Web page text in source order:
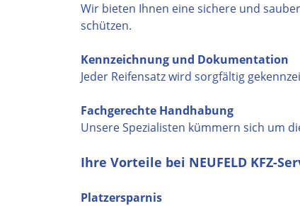
Wir bieten Ihnen eine sichere und
schützen.
Kennzeichnung und Dokumentation
Jeder Reifensatz wird sorgfältig
Fachgerechte Handhabung
Unsere Spezialisten kümmern sich um
Ihre Vorteile bei NEUFELD KFZ-
Platzersparnis